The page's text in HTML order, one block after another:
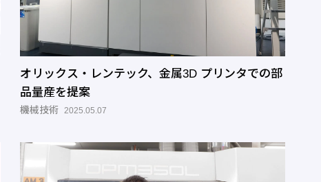
オリックス・レンテック、金属3D プリンタでの部
品量産を提案
機械技術 2025.05.07